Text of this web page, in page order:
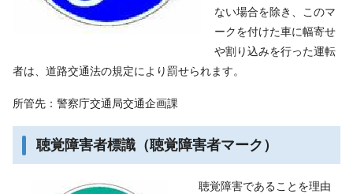
ない場合を除き、このマ
ークを付けた車に幅寄せ
や割り込みを行った運転
者は、道路交通法の規定により罰せられます。
所管先：警察庁交通局交通企画課
聴覚障害者標識（聴覚障害者マーク）
聴覚障害であることを理由